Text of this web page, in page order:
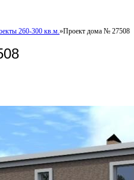
260-300 кв.м. »Проект дома № 27508